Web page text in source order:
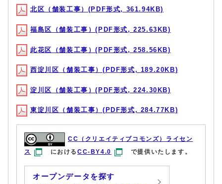
北区（舗装工事）(PDF形式, 361.94KB)
福島区（舗装工事）(PDF形式, 225.63KB)
此花区（舗装工事）(PDF形式, 258.56KB)
西淀川区（舗装工事）(PDF形式, 189.20KB)
淀川区（舗装工事）(PDF形式, 224.30KB)
東淀川区（舗装工事）(PDF形式, 284.77KB)
CC（クリエイティブコモンズ）ライセン
ス
におけるCC-BY4.0 で提供いたします。
オープンデータを探す